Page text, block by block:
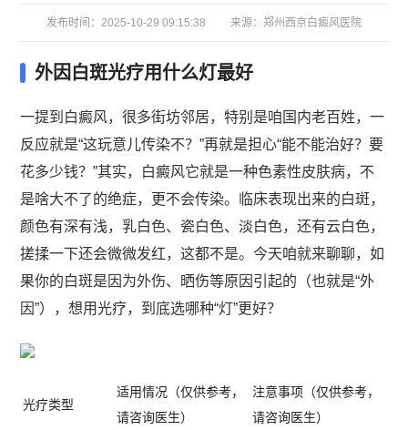
发布时间：2025-10-29 09:15:38 来源： 郑州西京白癜风医院
外因白斑光疗用什么灯最好
一提到白癜风，很多街坊邻居，特别是咱国内老百姓，一
反应就是“这玩意儿传染不？”再就是担心“能不能治好？要
花多少钱？”其实，白癜风它就是一种色素性皮肤病，不
是啥大不了的绝症，更不会传染。临床表现出来的白斑，
颜色有深有浅，乳白色、瓷白色、淡白色，还有云白色，
搓揉一下还会微微发红，这都不是。今天咱就来聊聊，如
果你的白斑是因为外伤、晒伤等原因引起的（也就是“外
因”），想用光疗，到底选哪种“灯”更好？
光疗类型
适用情况（仅供参考，
请咨询医生）
注意事项（仅供参考，
请咨询医生）